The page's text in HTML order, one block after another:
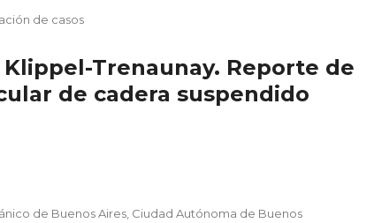
de casos
Trenaunay. Reporte de
de cadera suspendido
de Buenos Aires, Ciudad Autónoma de Buenos